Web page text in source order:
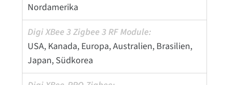
Nordamerika
USA, Kanada, Europa, Australien, Brasilien,
Japan, Südkorea